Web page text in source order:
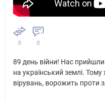
0 0
89 день війни! Нас
на український землі. Тому
вірувань, ворожить проти